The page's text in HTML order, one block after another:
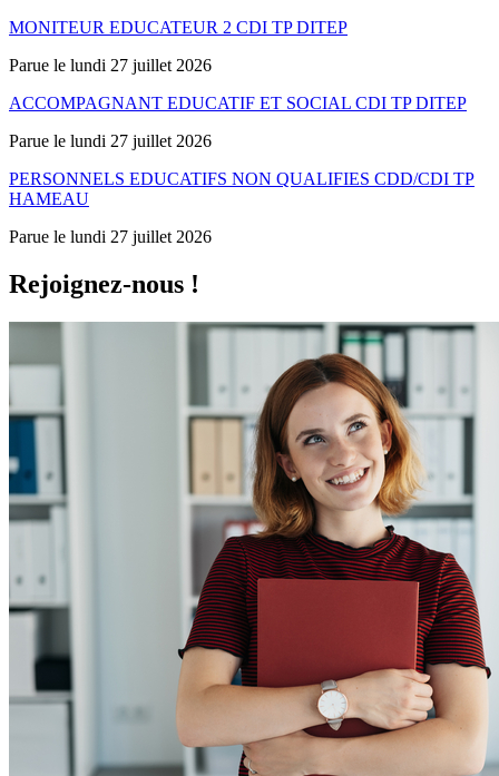
MONITEUR EDUCATEUR 2 CDI TP DITEP
Parue le lundi 27 juillet 2026
ACCOMPAGNANT EDUCATIF ET SOCIAL CDI TP DITEP
Parue le lundi 27 juillet 2026
PERSONNELS EDUCATIFS NON QUALIFIES CDD/CDI TP
HAMEAU
Parue le lundi 27 juillet 2026
Rejoignez-nous !